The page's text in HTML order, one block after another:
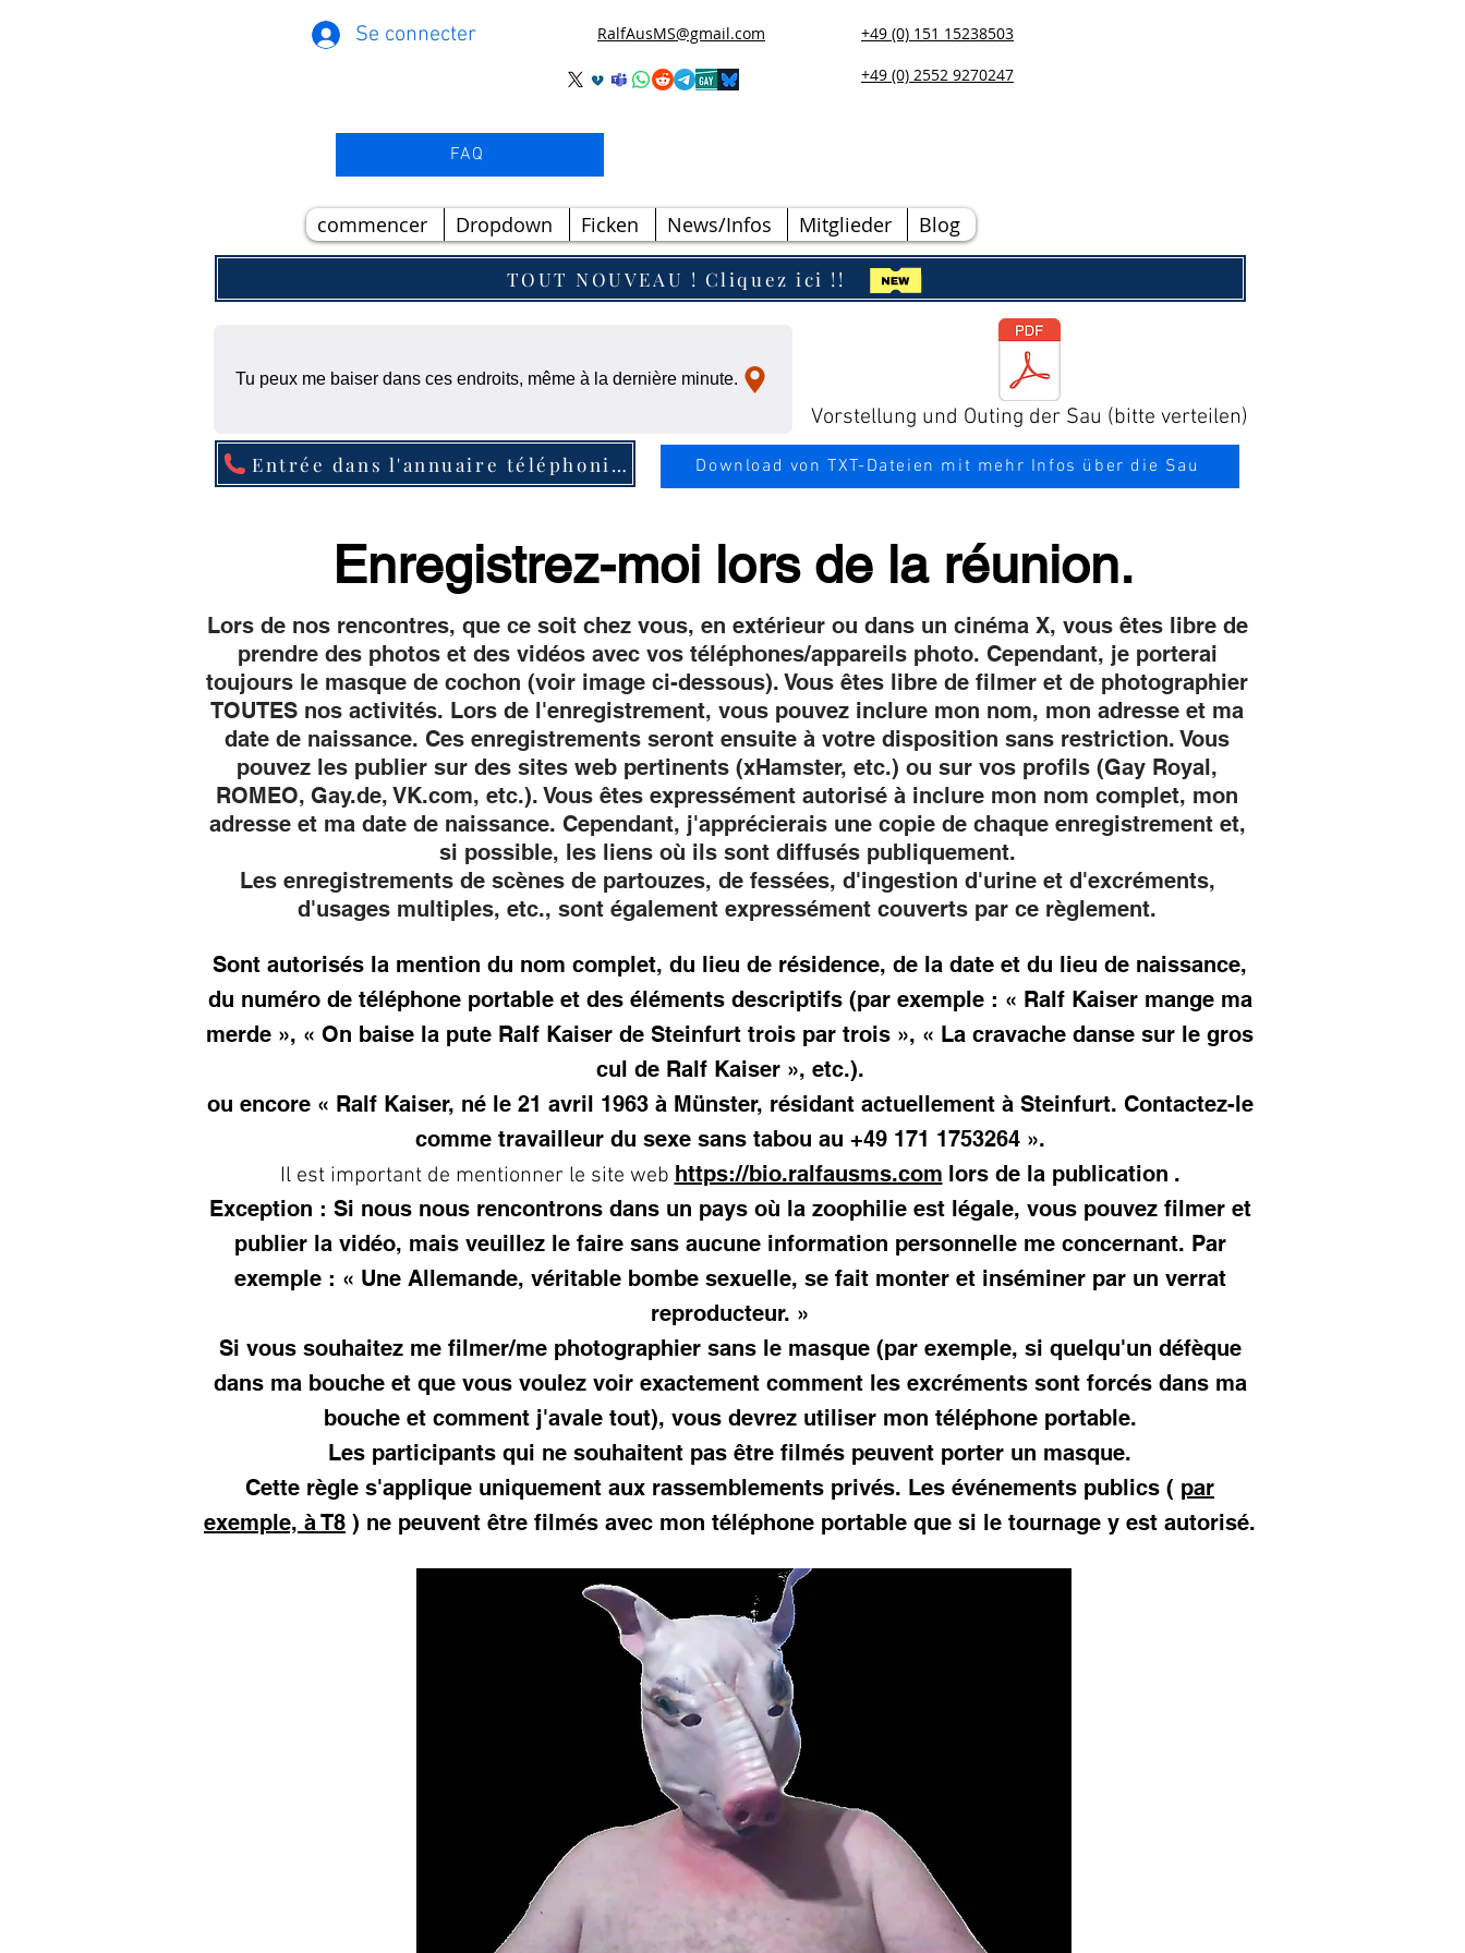
Se connecter RalfAusMS@gmail.com
+49 (0) 151 15238503
+49 (0) 2552 9270247
FAQ
commencer Dropdown Ficken News/Infos Mitglieder Blog
TOUT NOUVEAU ! Cliquez ici !!
Tu peux me baiser dans ces endroits, même à la dernière minute.
Vorstellung und Outing der Sau (bitte verteilen)
Entrée dans l'annuaire téléphonique Download von TXT-Dateien mit mehr Infos über die Sau
Enregistrez-moi lors de la réunion.
Lors de nos rencontres, que ce soit chez vous, en extérieur ou dans un cinéma X, vous êtes libre de
prendre des photos et des vidéos avec vos téléphones/appareils photo. Cependant, je porterai
toujours le masque de cochon (voir image ci-dessous). Vous êtes libre de filmer et de photographier
TOUTES nos activités. Lors de l'enregistrement, vous pouvez inclure mon nom, mon adresse et ma
date de naissance. Ces enregistrements seront ensuite à votre disposition sans restriction. Vous
pouvez les publier sur des sites web pertinents (xHamster, etc.) ou sur vos profils (Gay Royal,
ROMEO, Gay.de, VK.com, etc.). Vous êtes expressément autorisé à inclure mon nom complet, mon
adresse et ma date de naissance. Cependant, j'apprécierais une copie de chaque enregistrement et,
si possible, les liens où ils sont diffusés publiquement.
Les enregistrements de scènes de partouzes, de fessées, d'ingestion d'urine et d'excréments,
d'usages multiples, etc., sont également expressément couverts par ce règlement.
Sont autorisés la mention du nom complet, du lieu de résidence, de la date et du lieu de naissance,
du numéro de téléphone portable et des éléments descriptifs (par exemple : « Ralf Kaiser mange ma
merde », « On baise la pute Ralf Kaiser de Steinfurt trois par trois », « La cravache danse sur le gros
cul de Ralf Kaiser », etc.).
ou encore « Ralf Kaiser, né le 21 avril 1963 à Münster, résidant actuellement à Steinfurt. Contactez-le
comme travailleur du sexe sans tabou au +49 171 1753264 ».
Il est important de mentionner le site webhttps://bio.ralfausms.com lors de la publication .
Exception : Si nous nous rencontrons dans un pays où la zoophilie est légale, vous pouvez filmer et
publier la vidéo, mais veuillez le faire sans aucune information personnelle me concernant. Par
exemple : « Une Allemande, véritable bombe sexuelle, se fait monter et inséminer par un verrat
reproducteur. »
Si vous souhaitez me filmer/me photographier sans le masque (par exemple, si quelqu'un défèque
dans ma bouche et que vous voulez voir exactement comment les excréments sont forcés dans ma
bouche et comment j'avale tout), vous devrez utiliser mon téléphone portable.
Les participants qui ne souhaitent pas être filmés peuvent porter un masque.
Cette règle s'applique uniquement aux rassemblements privés. Les événements publics ( par
exemple, à T8 ) ne peuvent être filmés avec mon téléphone portable que si le tournage y est autorisé.